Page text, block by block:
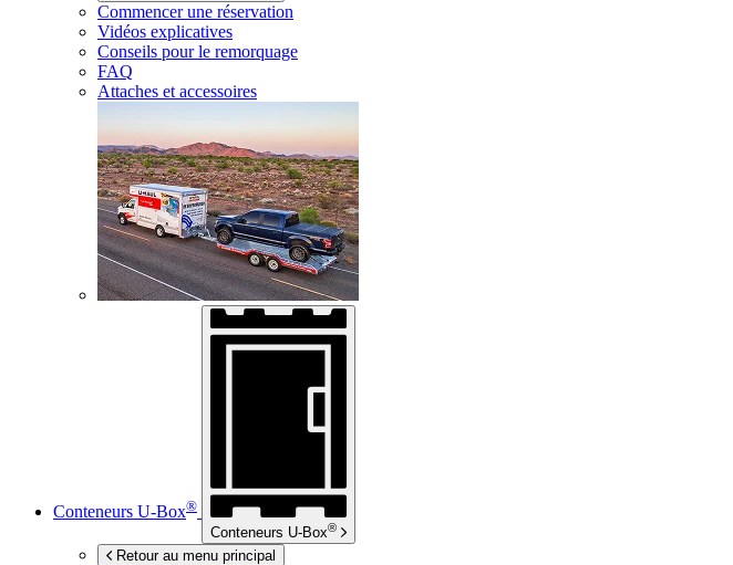
Commencer une réservation
Vidéos explicatives
Conseils pour le remorquage
FAQ
Attaches et accessoires
Conteneurs U-Box®
Conteneurs U-Box®
Retour au menu principal